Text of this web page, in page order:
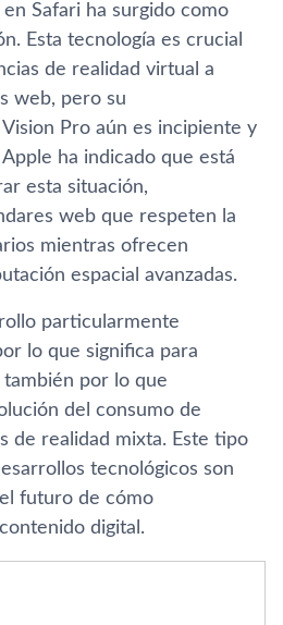
en Safari ha surgido como
Esta tecnología es crucial
de realidad virtual a
web, pero su
Pro aún es incipiente y
ha indicado que está
esta situación,
web que respeten la
mientras ofrecen
espacial avanzadas.
particularmente
lo que significa para
también por lo que
del consumo de
de realidad mixta. Este tipo
tecnológicos son
futuro de cómo
digital.